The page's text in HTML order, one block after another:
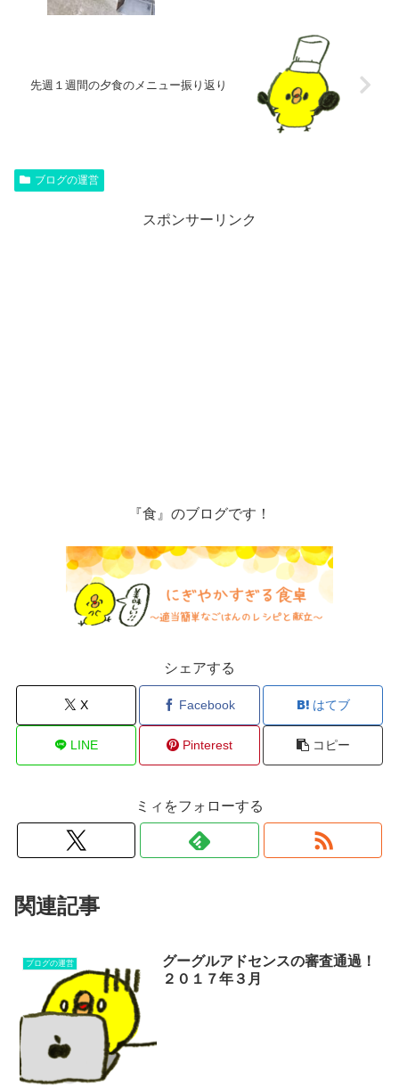
先週１週間の夕食のメニュー振り返り
ブログの運営
スポンサーリンク
『食』のブログです！
シェアする
X Facebook はてブ
LINE Pinterest コピー
ミィをフォローする
関連記事
ブログの運営
グーグルアドセンスの審査通過！
２０１７年３月